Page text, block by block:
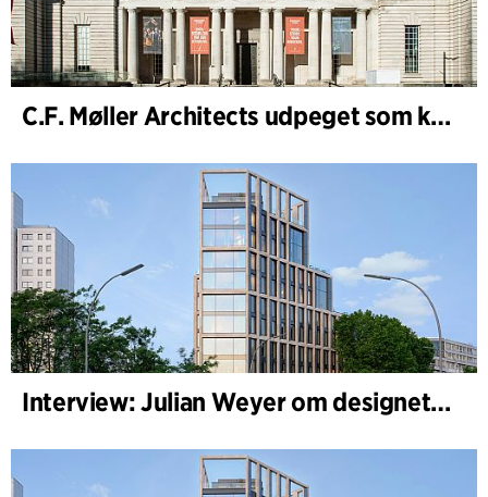
C.F. Møller Architects udpeget som konceptarkitekt for udviklingen af National Museum Cardiff
Interview: Julian Weyer om designet af B-One